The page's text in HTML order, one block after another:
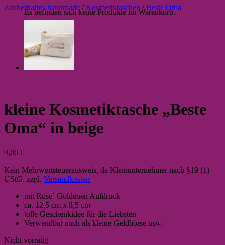
Es befinden sich keine Produkte im Warenkorb.
Zauberhaftes handmade / Kosmetiktaschen / Beste Oma
kleine Kosmetiktasche „Beste
Oma“ in beige
9,00 €
Kein Mehrwertsteuerausweis, da Kleinunternehmer nach §19 (1)
UStG. zzgl. Versandkosten
mit Rose´ Goldenen Aufdruck
ca. 12,5 cm x 8,5 cm
tolle Geschenkidee für die Liebsten
Verwendbar auch als kleine Geldbörse usw.
Nicht vorrätig